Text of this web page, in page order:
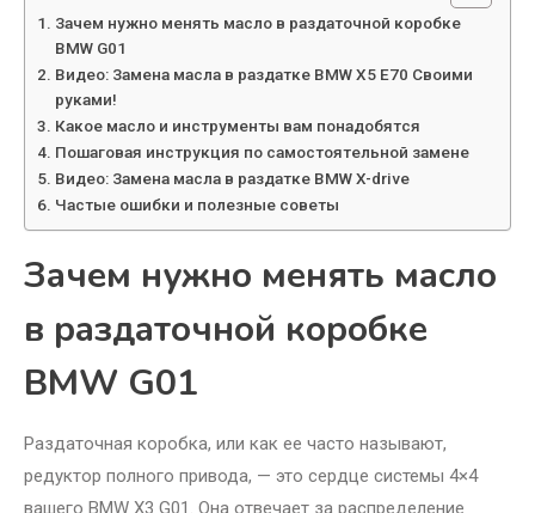
Зачем нужно менять масло в раздаточной коробке
BMW G01
Видео: Замена масла в раздатке BMW X5 E70 Своими
руками!
Какое масло и инструменты вам понадобятся
Пошаговая инструкция по самостоятельной замене
Видео: Замена масла в раздатке BMW X-drive
Частые ошибки и полезные советы
Зачем нужно менять масло
в раздаточной коробке
BMW G01
Раздаточная коробка, или как ее часто называют,
редуктор полного привода, — это сердце системы 4×4